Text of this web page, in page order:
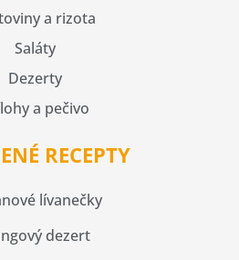
a rizota
Saláty
Dezerty
a pečivo
RECEPTY
lívanečky
dezert